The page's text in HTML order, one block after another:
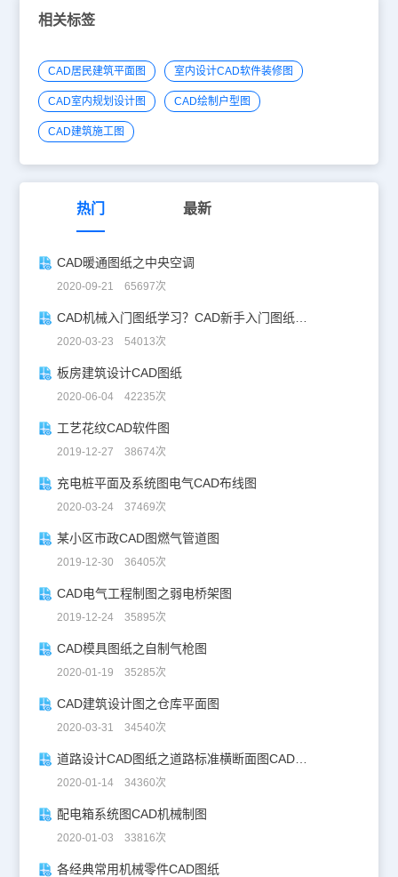
相关标签
CAD居民建筑平面图 室内设计CAD软件装修图
CAD室内规划设计图 CAD绘制户型图
CAD建筑施工图
热门 最新
CAD暖通图纸之中央空调
2020-09-21 65697次
CAD机械入门图纸学习？CAD新手入门图纸练习
2020-03-23 54013次
板房建筑设计CAD图纸
2020-06-04 42235次
工艺花纹CAD软件图
2019-12-27 38674次
充电桩平面及系统图电气CAD布线图
2020-03-24 37469次
某小区市政CAD图燃气管道图
2019-12-30 36405次
CAD电气工程制图之弱电桥架图
2019-12-24 35895次
CAD模具图纸之自制气枪图
2020-01-19 35285次
CAD建筑设计图之仓库平面图
2020-03-31 34540次
道路设计CAD图纸之道路标准横断面图CAD图纸
2020-01-14 34360次
配电箱系统图CAD机械制图
2020-01-03 33816次
各经典常用机械零件CAD图纸